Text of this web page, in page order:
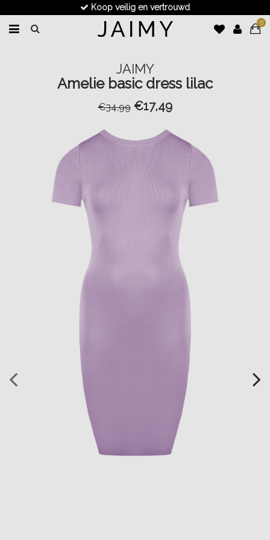
Koop veilig en vertrouwd
0
JAIMY
Amelie basic dress lilac
€34,99€17,49